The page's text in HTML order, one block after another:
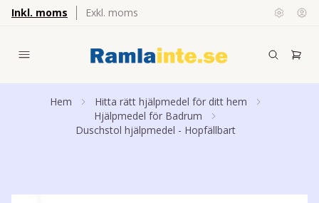
Inkl. moms Exkl. moms
Hem
Hitta rätt hjälpmedel för ditt hem
Hjälpmedel för Badrum
Duschstol hjälpmedel - Hopfällbart